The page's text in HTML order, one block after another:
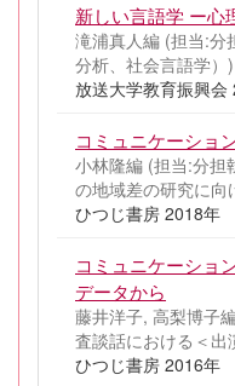
新しい言語学 ー心
滝浦真人編 (担当:分
分析、社会言語学）)
放送大学教育振興会
コミュニケーショ
小林隆編 (担当:分担
の地域差の研究に向
ひつじ書房 2018年
コミュニケーショ
データから
藤井洋子, 高梨博子
査談話における＜出
ひつじ書房 2016年